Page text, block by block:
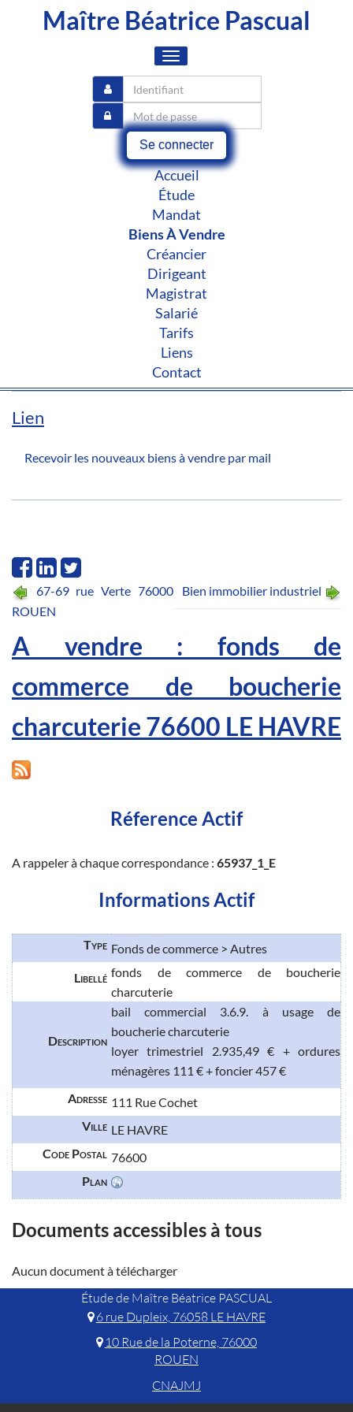
Maître Béatrice Pascual
Toggle
navigation
Se connecter
Accueil
Étude
Mandat
Biens À Vendre
Créancier
Dirigeant
Magistrat
Salarié
Tarifs
Liens
Contact
Lien
Recevoir les nouveaux biens à vendre par mail
67-69 rue Verte 76000
ROUEN
Bien immobilier industriel
A vendre : fonds de
commerce de boucherie
charcuterie 76600 LE HAVRE
Réference Actif
A rappeler à chaque correspondance : 65937_1_E
Informations Actif
Type Fonds de commerce > Autres
Libellé fonds de commerce de boucherie
charcuterie
Description
bail commercial 3.6.9. à usage de
boucherie charcuterie
loyer trimestriel 2.935,49 € + ordures
ménagères 111 € + foncier 457 €
Adresse 111 Rue Cochet
Ville LE HAVRE
Code Postal 76600
Plan
Documents accessibles à tous
Aucun document à télécharger
Étude de Maître Béatrice PASCUAL
6 rue Dupleix, 76058 LE HAVRE
10 Rue de la Poterne, 76000
ROUEN
CNAJMJ